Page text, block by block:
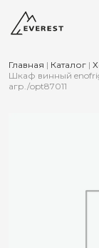
Главная | Каталог |
Шкаф винный
агр./opt87011